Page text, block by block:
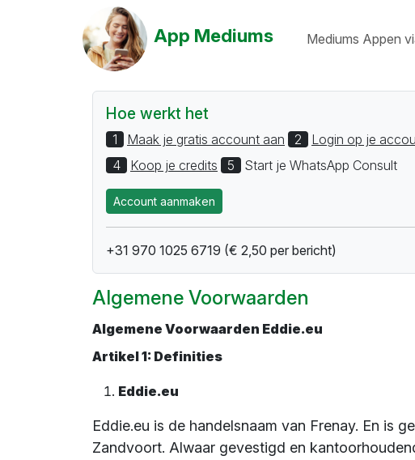
App Mediums Mediums Appen
Hoe werkt het
1 Maak je gratis account aan 2 Login op je
4
Koop je credits 5 Start je WhatsApp Consult
Account aanmaken
+31 970 1025 6719 (€ 2,50 per bericht)
Algemene Voorwaarden
Algemene Voorwaarden Eddie.eu
Artikel 1: Definities
Eddie.eu
Eddie.eu is de handelsnaam van Frenay. En is
Zandvoort. Alwaar gevestigd en